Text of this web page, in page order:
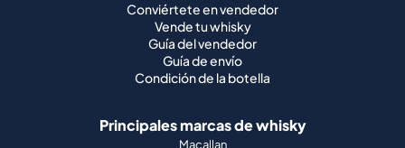
Conviértete en vendedor
Vende tu whisky
Guía del vendedor
Guía de envío
Condición de la botella
Principales marcas de whisky
Macallan